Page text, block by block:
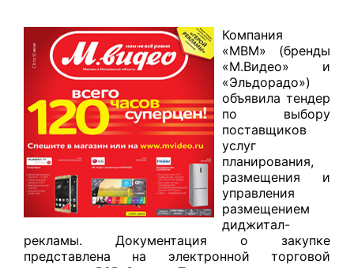
Компания
«МВМ» (бренды
«М.Видео» и
«Эльдорадо»)
объявила тендер
по выбору
поставщиков
услуг
планирования,
размещения и
управления
размещением
диджитал-
рекламы. Документация о закупке
представлена на электронной торговой